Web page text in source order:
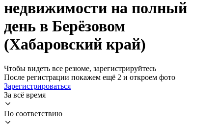
недвижимости на полный
день в Берёзовом
(Хабаровский край)
Чтобы видеть все резюме, зарегистрируйтесь
После регистрации покажем ещё 2 и откроем фото
Зарегистрироваться
За всё время
По соответствию